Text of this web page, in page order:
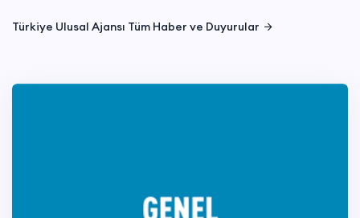
Türkiye Ulusal Ajansı Tüm Haber ve Duyurular